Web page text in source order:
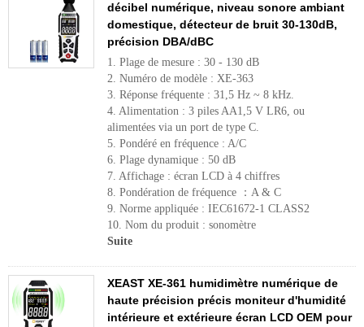
décibel numérique, niveau sonore ambiant
domestique, détecteur de bruit 30-130dB,
précision DBA/dBC
1. Plage de mesure : 30 - 130 dB
2. Numéro de modèle : XE-363
3. Réponse fréquente : 31,5 Hz ~ 8 kHz.
4. Alimentation : 3 piles AA1,5 V LR6, ou
alimentées via un port de type C.
5. Pondéré en fréquence : A/C
6. Plage dynamique : 50 dB
7. Affichage : écran LCD à 4 chiffres
8. Pondération de fréquence ：A & C
9. Norme appliquée : IEC61672-1 CLASS2
10. Nom du produit : sonomètre
Suite
XEAST XE-361 humidimètre numérique de
haute précision précis moniteur d'humidité
intérieure et extérieure écran LCD OEM pour